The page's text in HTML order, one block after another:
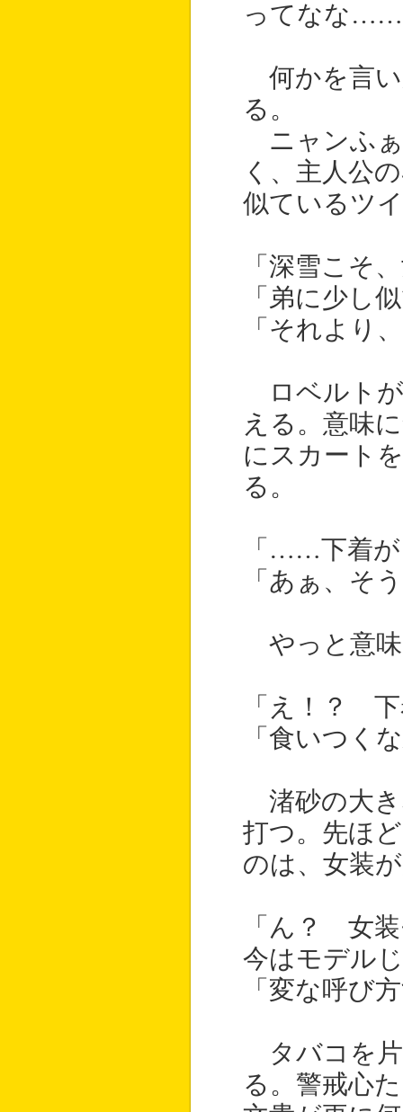
ってなな
何かを言い
る。
ニャンふぁ
く、主人公
似ているツ
「深雪こそ
「弟に少し
「それより
ロベルトが
える。意味
にスカート
る。
「……下着
「あぁ、そ
やっと意味
「え！？
「食いつく
渚砂の大き
打つ。先ほ
のは、女装
「ん？ 女
今はモデル
「変な呼び
タバコを
る。警戒心